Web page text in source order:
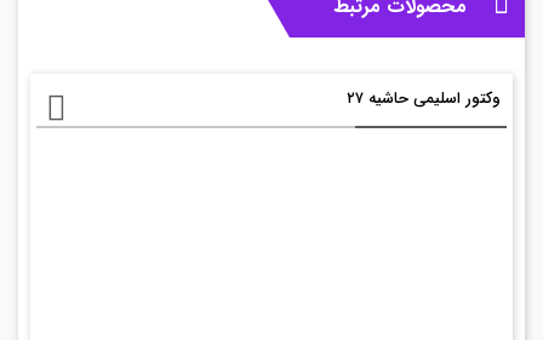
محصولات مرتبط
وکتور اسلیمی حاشیه ۲۷